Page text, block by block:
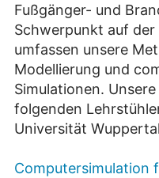
Fußgänger- und
Schwerpunkt auf
umfassen unsere
Modellierung und
Simulationen.
folgenden
Universität
Computersimulation